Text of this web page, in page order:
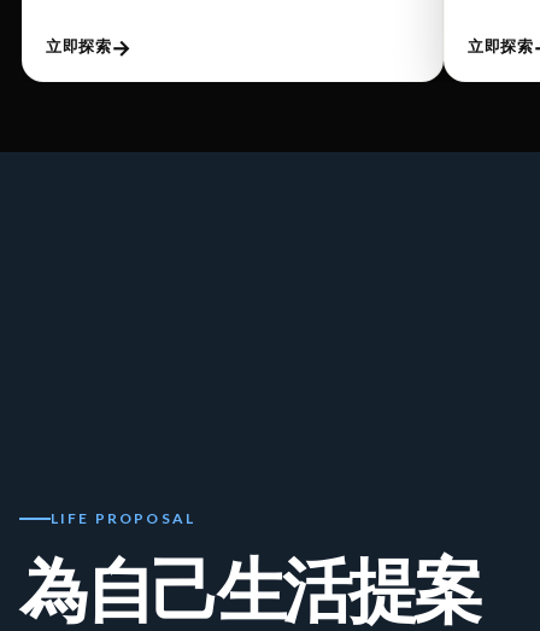
立即探索→ 立即探索
LIFE PROPOSAL
為自己生活提案